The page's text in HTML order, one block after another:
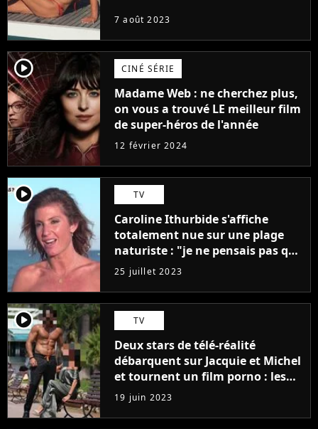
7 août 2023
player2 CINÉ SÉRIE
Madame Web : ne cherchez plus,
on vous a trouvé LE meilleur film
de super-héros de l'année
12 février 2024
player2 TV
Caroline Ithurbide s'affiche
totalement nue sur une plage
naturiste : "je ne pensais pas que
j'arriverais à le faire..."
25 juillet 2023
player2 TV
Deux stars de télé-réalité
débarquent sur Jacquie et Michel
et tournent un film porno : les
premières images du tournage
(exclu)
19 juin 2023